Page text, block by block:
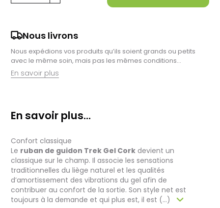
Nous livrons
Nous expédions vos produits qu’ils soient grands ou petits
avec le même soin, mais pas les mêmes conditions…
En savoir plus
achats à domicile, mais il est encore plus gratifiant de vous
accueillir en magasin. Commandez en ligne et récupérez vos
Pensez à préciser le lieu de retrait lors de votre commande,
et nous vous informerons dès que vos articles seront prêts à
être récupérés.
Livraison de vélos complets :
Après des réglages minutieux effectués par nos techniciens,
votre vélo est soigneusement emballé dans un carton conçu
pour faciliter sa réception.
En savoir plus...
Confort classique
Le ruban de guidon Trek Gel Corkdevient un
classique sur le champ. Il associe les sensations
traditionnelles du liège naturel et les qualités
d’amortissement des vibrations du gel afin de
contribuer au confort de la sortie. Son style net est
toujours à la demande et qui plus est, il est (...)